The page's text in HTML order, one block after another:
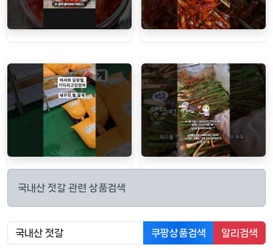
국내산 젓갈 관련 상품검색
쿠팡상품검색 알리검색